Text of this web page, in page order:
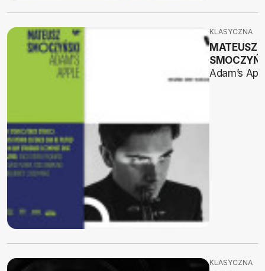
KLASYCZNA
MATEUSZ
Adam’s
KLASYCZNA